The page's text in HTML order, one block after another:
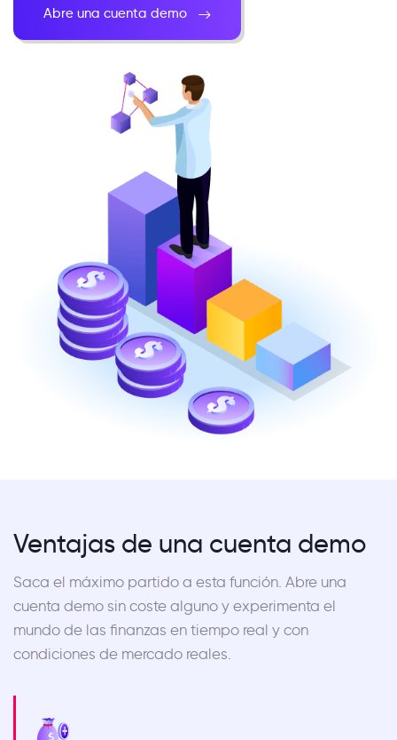
Abre una cuenta demo
Ventajas de una cuenta demo
Saca el máximo partido a esta función. Abre una
cuenta demo sin coste alguno y experimenta el
mundo de las finanzas en tiempo real y con
condiciones de mercado reales.